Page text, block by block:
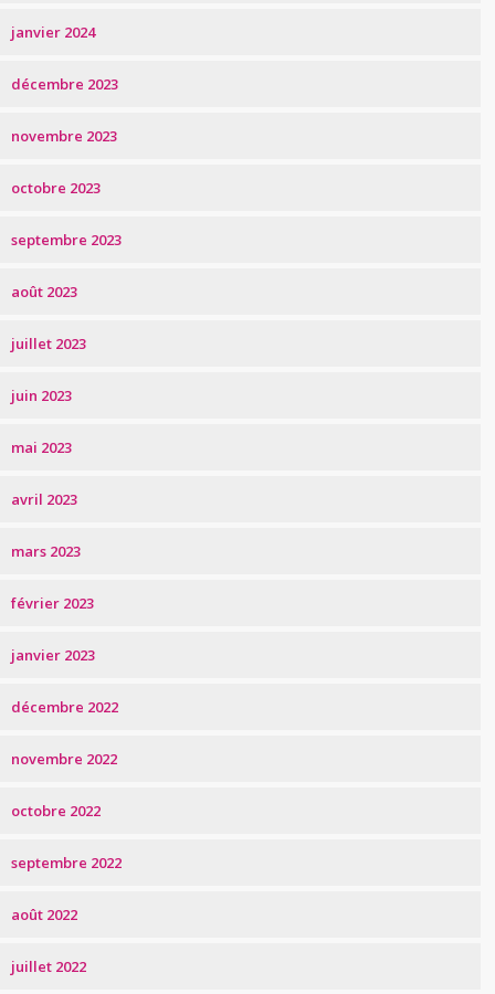
janvier 2024
décembre 2023
novembre 2023
octobre 2023
septembre 2023
août 2023
juillet 2023
juin 2023
mai 2023
avril 2023
mars 2023
février 2023
janvier 2023
décembre 2022
novembre 2022
octobre 2022
septembre 2022
août 2022
juillet 2022